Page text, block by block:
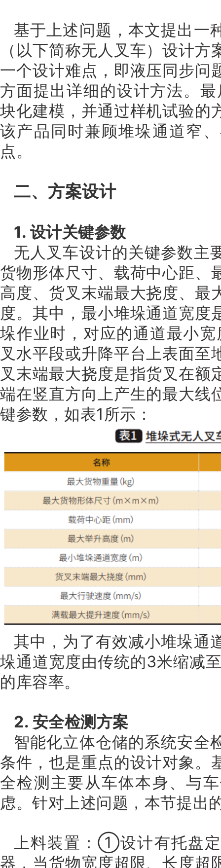
基于上述问题，本文提出一
（以下简称无人叉车）设计
一个设计难点，即液压同步问
方面提出详细的设计方法。
块化建模，并通过样机试验的
该产品同时兼顾堆垛通道窄
点。
二、方案设计
1. 设计关键参数
无人叉车设计的关键参数主
货物形体尺寸、载荷中心距、
高度、货叉末端最大挠度、最
度。其中，最小堆垛通道宽度
垛作业时，对应的通道最小
叉水平段或升降平台上表面至
叉末端最大挠度是指货叉在额
端在竖直方向上产生的最大线
键参数，如表1所示：
其中，为了有效减小堆垛通
垛通道宽度由传统的3米缩减
的库容率。
2. 安全检测方案
智能化立体仓储的系统安全
条件，也是重点的设计对象。
全检测主要从车体本身、与
虑。针对上述问题，本节提出
上料装置：①设计有托盘
器，当货物宽度超限、长度超